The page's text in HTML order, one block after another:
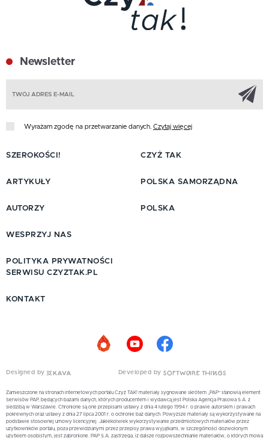
Newsletter
Wyrażam zgodę na przetwarzanie danych. Czytaj więcej
SZEROKOŚCI!
ARTYKUŁY
AUTORZY
CZYŻ TAK
POLSKA SAMORZĄDNA
POLSKA
WESPRZYJ NAS
POLITYKA PRYWATNOŚCI
SERWISU CZYZTAK.PL
KONTAKT
Designed by Developed by
Zamieszczone na stronach internetowych portalu Czyż TAK! materiały sygnowane skrótem „PAP” stanowią element
Serwisów PAP, będących bazami danych, których producentem i wydawcą jest Polska Agencja Prasowa S.A. z
siedzibą w Warszawie. Chronione są one przepisami ustawy z dnia 4 lutego 1994 r. o prawie autorskim i prawach
pokrewnych oraz ustawy z dnia 27 lipca 2001 r. o ochronie baz danych. Powyższe materiały są wykorzystywane na
podstawie stosownej umowy licencyjnej. Jakiekolwiek wykorzystywanie przedmiotowych materiałów przez
użytkowników portalu, poza przewidzianymi przez przepisy prawa wyjątkami, w szczególności dozwolonym
użytkiem osobistym, jest zabronione. PAP S.A. zastrzega, iż dalsze rozpowszechnianie materiałów, o których mowa